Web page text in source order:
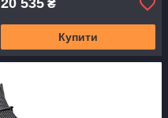
20 535 ₴
Купити